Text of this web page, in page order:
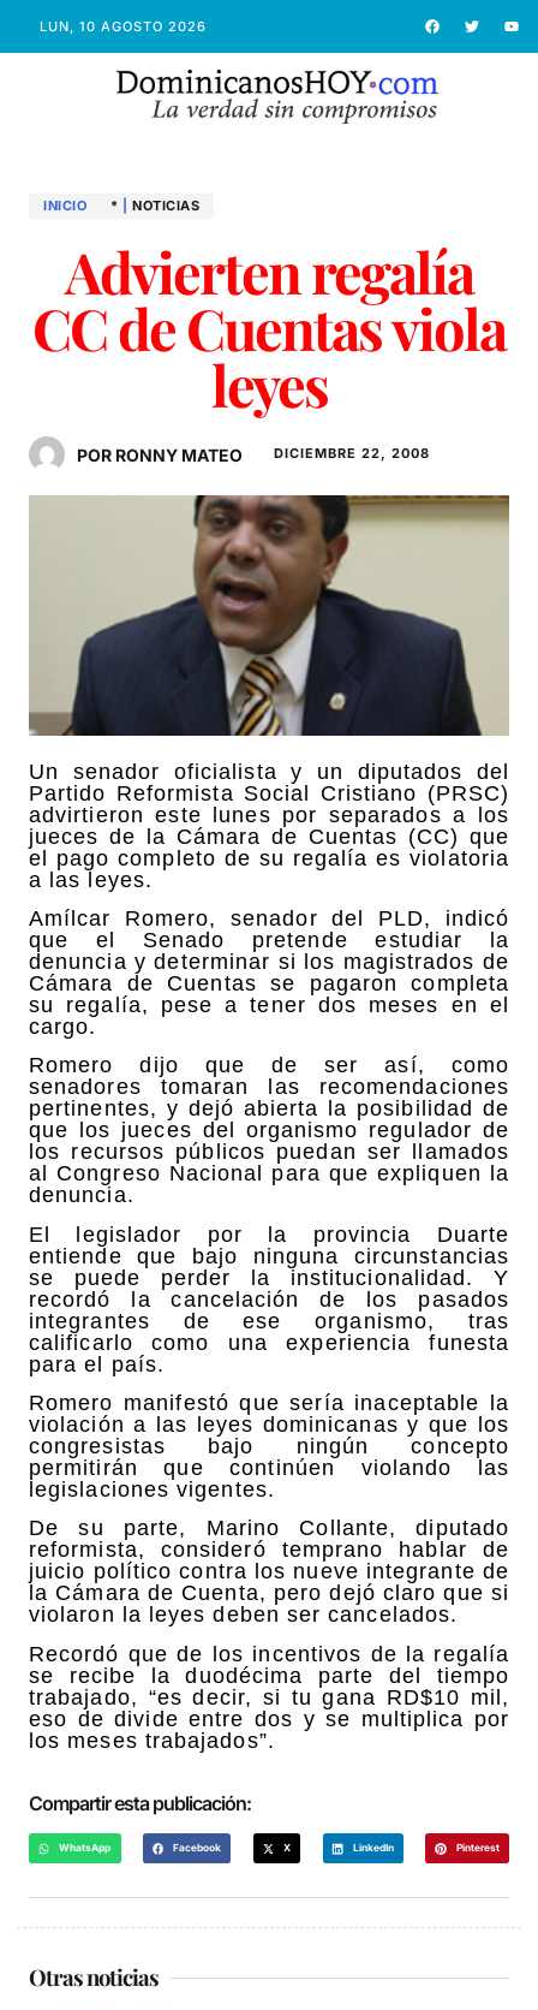
LUN, 10 AGOSTO 2026
INICIO * NOTICIAS
Advierten regalía
CC de Cuentas viola
leyes
POR RONNY MATEO DICIEMBRE 22, 2008
Un senador oficialista y un diputados del
Partido Reformista Social Cristiano (PRSC)
advirtieron este lunes por separados a los
jueces de la Cámara de Cuentas (CC) que
el pago completo de su regalía es violatoria
a las leyes.
Amílcar Romero, senador del PLD, indicó
que el Senado pretende estudiar la
denuncia y determinar si los magistrados de
Cámara de Cuentas se pagaron completa
su regalía, pese a tener dos meses en el
cargo.
Romero dijo que de ser así, como
senadores tomaran las recomendaciones
pertinentes, y dejó abierta la posibilidad de
que los jueces del organismo regulador de
los recursos públicos puedan ser llamados
al Congreso Nacional para que expliquen la
denuncia.
El legislador por la provincia Duarte
entiende que bajo ninguna circunstancias
se puede perder la institucionalidad. Y
recordó la cancelación de los pasados
integrantes de ese organismo, tras
calificarlo como una experiencia funesta
para el país.
Romero manifestó que sería inaceptable la
violación a las leyes dominicanas y que los
congresistas bajo ningún concepto
permitirán que continúen violando las
legislaciones vigentes.
De su parte, Marino Collante, diputado
reformista, consideró temprano hablar de
juicio político contra los nueve integrante de
la Cámara de Cuenta, pero dejó claro que si
violaron la leyes deben ser cancelados.
Recordó que de los incentivos de la regalía
se recibe la duodécima parte del tiempo
trabajado, “es decir, si tu gana RD$10 mil,
eso de divide entre dos y se multiplica por
los meses trabajados”.
Compartir esta publicación:
WhatsApp Facebook X LinkedIn Pinterest
Otras noticias